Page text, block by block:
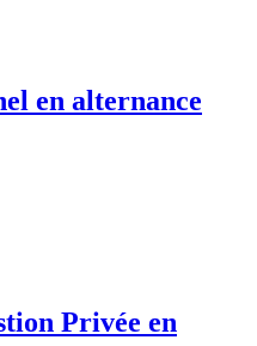
en alternance
Privée en